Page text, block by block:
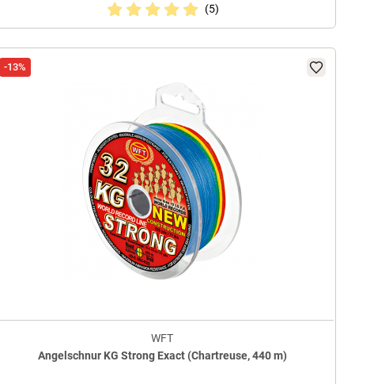
(5)
-13%
WFT
Angelschnur KG Strong Exact (Chartreuse, 440 m)